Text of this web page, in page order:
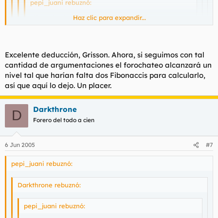
pepi_juani rebuznó:
¿Y yo donde posteo? ¿en el de putas?
Haz clic para expandir...
Tras comparar tu mensaje con la piedra rosetta he llegado
a la conclusión de
que pretendías ser ofensivo.
la próxima vez.
es decir, k eres una putita sinverguenza
Haz clic para expandir...
Excelente deducción, Grisson. Ahora, si seguimos con tal
cantidad de argumentaciones el forochateo alcanzará un
nivel tal que harían falta dos Fibonaccis para calcularlo,
así que aquí lo dejo. Un placer.
D Darkthrone
Forero del todo a cien
6 Jun 2005 #7
pepi_juani rebuznó:
Darkthrone rebuznó:
pepi_juani rebuznó: